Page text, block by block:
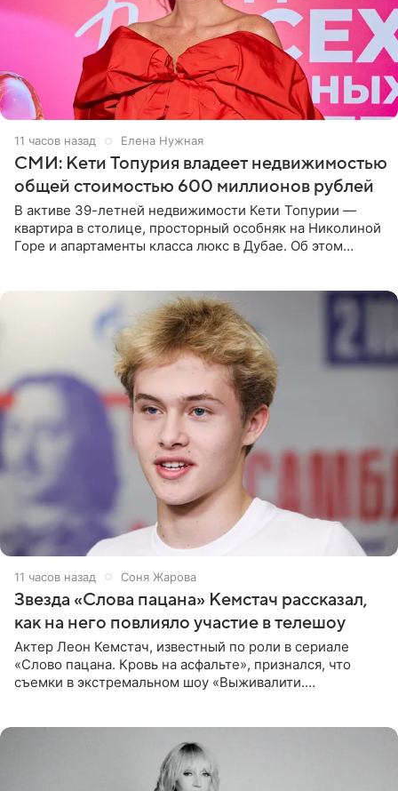
11 часов назад Елена Нужная
СМИ: Кети Топурия владеет недвижимостью
общей стоимостью 600 миллионов рублей
В активе 39-летней недвижимости Кети Топурии —
квартира в столице, просторный особняк на Николиной
Горе и апартаменты класса люкс в Дубае. Об этом
11 часов назад Соня Жарова
Звезда «Слова пацана» Кемстач рассказал,
как на него повлияло участие в телешоу
Актер Леон Кемстач, известный по роли в сериале
«Слово пацана. Кровь на асфальте», признался, что
съемки в экстремальном шоу «Выживалити.